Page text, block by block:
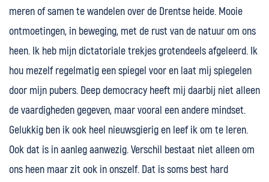
meren of samen te wandelen over de Drentse heide. Mooie
ontmoetingen, in beweging, met de rust van de natuur om ons
heen. Ik heb mijn dictatoriale trekjes grotendeels afgeleerd. Ik
hou mezelf regelmatig een spiegel voor en laat mij spiegelen
door mijn pubers. Deep democracy heeft mij daarbij niet alleen
de vaardigheden gegeven, maar vooral een andere mindset.
Gelukkig ben ik ook heel nieuwsgierig en leef ik om te leren.
Ook dat is in aanleg aanwezig. Verschil bestaat niet alleen om
ons heen maar zit ook in onszelf. Dat is soms best hard